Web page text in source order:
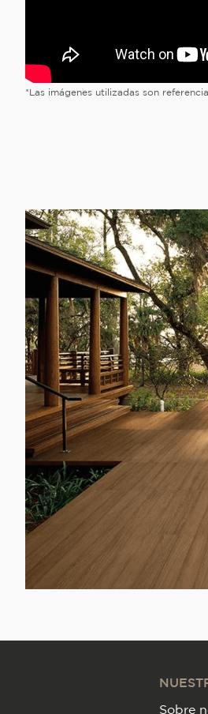
*Las imágenes utilizadas son
Sobre